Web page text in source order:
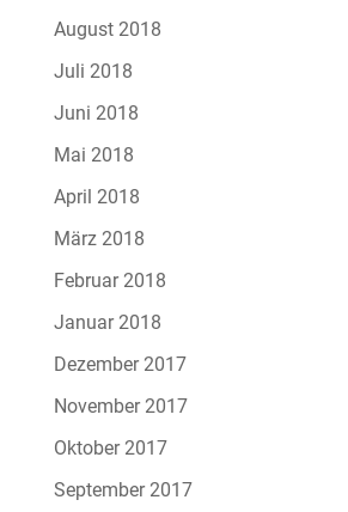
August 2018
Juli 2018
Juni 2018
Mai 2018
April 2018
März 2018
Februar 2018
Januar 2018
Dezember 2017
November 2017
Oktober 2017
September 2017